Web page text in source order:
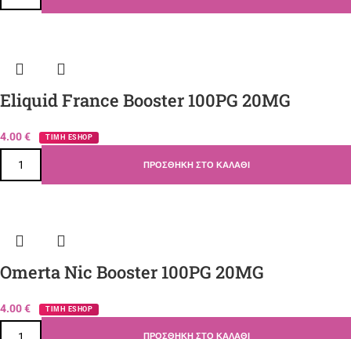
Eliquid France Booster 100PG 20MG
4.00€ ΤΙΜΗ ESHOP
ΠΡΟΣΘΉΚΗ ΣΤΟ ΚΑΛΆΘΙ
Omerta Nic Booster 100PG 20MG
4.00€ ΤΙΜΗ ESHOP
ΠΡΟΣΘΉΚΗ ΣΤΟ ΚΑΛΆΘΙ